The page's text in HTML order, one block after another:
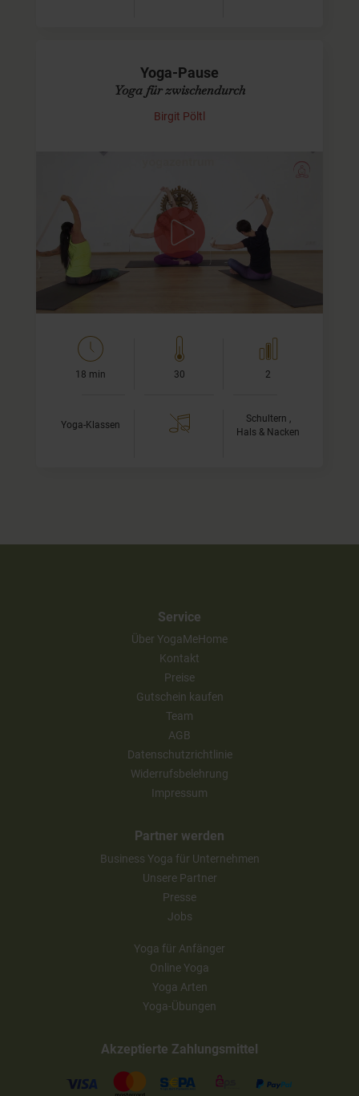
Yoga-Pause
Yoga für zwischendurch
Birgit Pöltl
Kleine Yoga-Pause
Wenig Zeit? Dann ist diese kurze, aber effektive Praxis
Dein Video des Tages.
Ideal für Zwischendurch kannst Du mit diesem Yoga-
Video Deinen Schultern etwas Gutes tun, die Vorder-…
18 min 30 2
Yoga-Klassen
Schultern ,
Hals & Nacken
Service
Über YogaMeHome
Kontakt
Preise
Gutschein kaufen
Team
AGB
Datenschutzrichtlinie
Widerrufsbelehrung
Impressum
Partner werden
Business Yoga für Unternehmen
Unsere Partner
Presse
Jobs
Yoga für Anfänger
Online Yoga
Yoga Arten
Yoga-Übungen
Akzeptierte Zahlungsmittel